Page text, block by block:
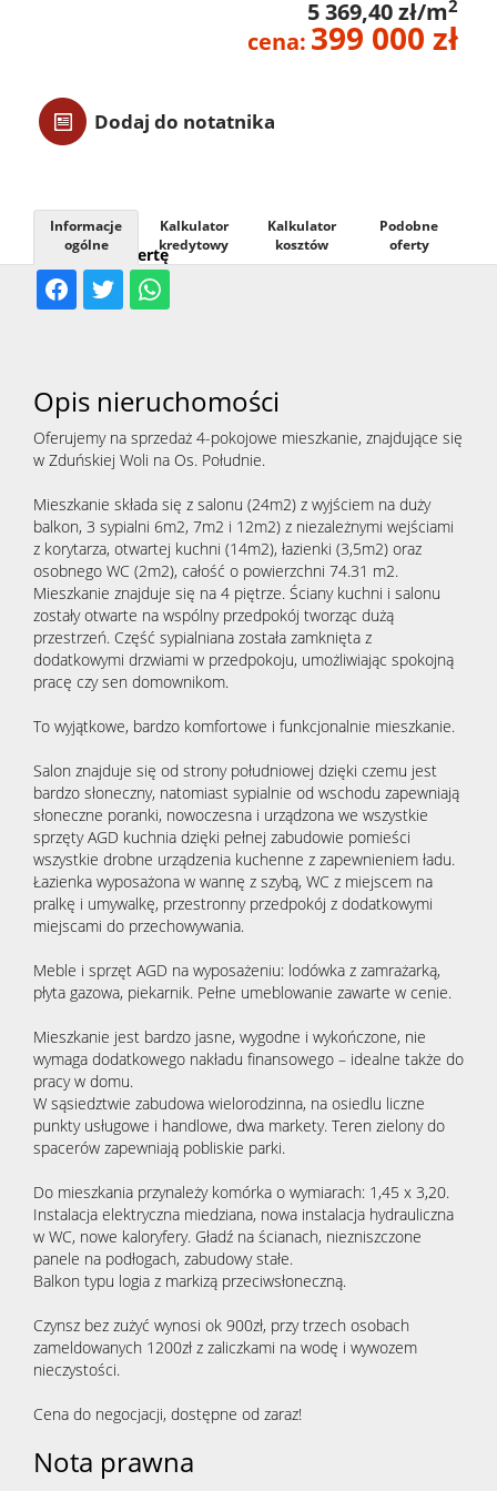
Usługi
5 369,40 zł/m2
cena: 399 000 zł
Dodaj do notatnika
Udostępnij ofertę
Informacje
ogólne
Kalkulator
kredytowy
Kalkulator
kosztów
Podobne
oferty
Opis nieruchomości
Oferujemy na sprzedaż 4-pokojowe mieszkanie, znajdujące się
w Zduńskiej Woli na Os. Południe.
Mieszkanie składa się z salonu (24m2) z wyjściem na duży
balkon, 3 sypialni 6m2, 7m2 i 12m2) z niezależnymi wejściami
z korytarza, otwartej kuchni (14m2), łazienki (3,5m2) oraz
osobnego WC (2m2), całość o powierzchni 74.31 m2.
Mieszkanie znajduje się na 4 piętrze. Ściany kuchni i salonu
zostały otwarte na wspólny przedpokój tworząc dużą
przestrzeń. Część sypialniana została zamknięta z
dodatkowymi drzwiami w przedpokoju, umożliwiając spokojną
pracę czy sen domownikom.
To wyjątkowe, bardzo komfortowe i funkcjonalnie mieszkanie.
Salon znajduje się od strony południowej dzięki czemu jest
bardzo słoneczny, natomiast sypialnie od wschodu zapewniają
słoneczne poranki, nowoczesna i urządzona we wszystkie
sprzęty AGD kuchnia dzięki pełnej zabudowie pomieści
wszystkie drobne urządzenia kuchenne z zapewnieniem ładu.
Łazienka wyposażona w wannę z szybą, WC z miejscem na
pralkę i umywalkę, przestronny przedpokój z dodatkowymi
miejscami do przechowywania.
Meble i sprzęt AGD na wyposażeniu: lodówka z zamrażarką,
płyta gazowa, piekarnik. Pełne umeblowanie zawarte w cenie.
Mieszkanie jest bardzo jasne, wygodne i wykończone, nie
wymaga dodatkowego nakładu finansowego – idealne także do
pracy w domu.
W sąsiedztwie zabudowa wielorodzinna, na osiedlu liczne
punkty usługowe i handlowe, dwa markety. Teren zielony do
spacerów zapewniają pobliskie parki.
Do mieszkania przynależy komórka o wymiarach: 1,45 x 3,20.
Instalacja elektryczna miedziana, nowa instalacja hydrauliczna
w WC, nowe kaloryfery. Gładź na ścianach, niezniszczone
panele na podłogach, zabudowy stałe.
Balkon typu logia z markizą przeciwsłoneczną.
Czynsz bez zużyć wynosi ok 900zł, przy trzech osobach
zameldowanych 1200zł z zaliczkami na wodę i wywozem
nieczystości.
Cena do negocjacji, dostępne od zaraz!
Nota prawna